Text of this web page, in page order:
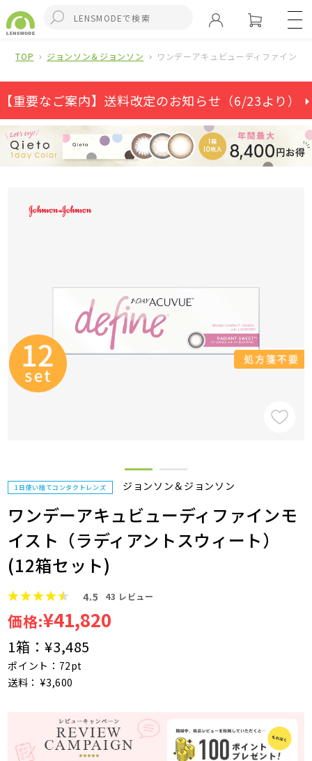
TOP ジョンソン＆ジョンソン ワンデーアキュビューディファイン
【重要なご案内】送料改定のお知らせ（6/23より） ⏵
1日使い捨てコンタクトレンズ ジョンソン＆ジョンソン
ワンデーアキュビューディファインモ
イスト（ラディアントスウィート）
(12箱セット)
4.5 43 レビュー
価格:¥41,820
1箱：¥3,485
ポイント：72pt
送料： ¥3,600